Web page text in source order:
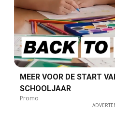
MEER VOOR DE START
SCHOOLJAAR
Promo